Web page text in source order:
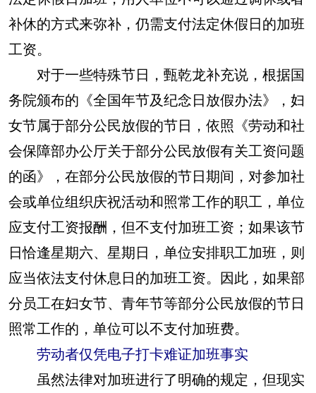
补休的方式来弥补，仍需支付法定休假日的加班
工资。
对于一些特殊节日，甄乾龙补充说，根据国
务院颁布的《全国年节及纪念日放假办法》，妇
女节属于部分公民放假的节日，依照《劳动和社
会保障部办公厅关于部分公民放假有关工资问题
的函》，在部分公民放假的节日期间，对参加社
会或单位组织庆祝活动和照常工作的职工，单位
应支付工资报酬，但不支付加班工资；如果该节
日恰逢星期六、星期日，单位安排职工加班，则
应当依法支付休息日的加班工资。因此，如果部
分员工在妇女节、青年节等部分公民放假的节日
照常工作的，单位可以不支付加班费。
劳动者仅凭电子打卡难证加班事实
虽然法律对加班进行了明确的规定，但现实